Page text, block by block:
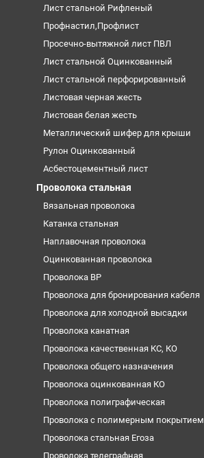
Лист стальной Рифленый
Профнастил,Профлист
Просечно-вытяжной лист ПВЛ
Лист стальной Оцинкованный
Лист стальной перфорированный
Листовая черная жесть
Листовая белая жесть
Металлический шифер для крыши
Рулон Оцинкованный
Асбестоцементный лист
Проволока стальная
Вязальная проволока
Катанка стальная
Наплавочная проволока
Оцинкованная проволока
Проволока ВР
Проволока для бронирования кабеля
Проволока для холодной высадки
Проволока канатная
Проволока качественная КС, КО
Проволока общего назначения
Проволока оцинкованная КО
Проволока полиграфическая
Проволока с полимерным покрытием
Проволока стальная Егоза
Проволока телеграфная